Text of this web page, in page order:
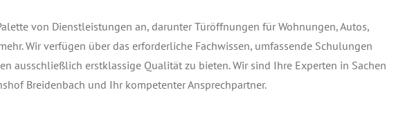
von Dienstleistungen an, darunter Türöffnungen für Wohnungen, Autos,
Wir verfügen über das erforderliche Fachwissen, umfassende Schulungen
ausschließlich erstklassige Qualität zu bieten. Wir sind Ihre Experten in Sachen
Breidenbach und Ihr kompetenter Ansprechpartner.